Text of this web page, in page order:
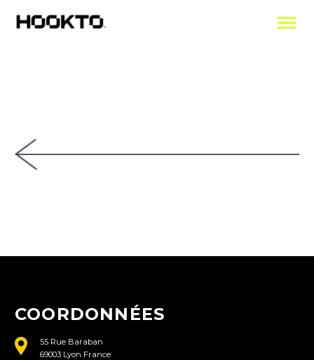
COORDONNÉES
55 Rue Baraban
69003 Lyon France